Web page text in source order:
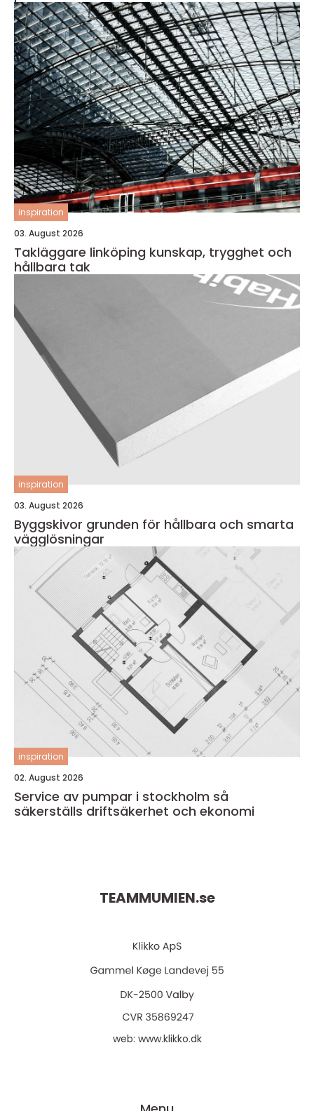
inspiration
03. August 2026
Takläggare linköping kunskap, trygghet och
hållbara tak
inspiration
03. August 2026
Byggskivor grunden för hållbara och smarta
vägglösningar
inspiration
02. August 2026
Service av pumpar i stockholm så
säkerställs driftsäkerhet och ekonomi
TEAMMUMIEN.se
web: www.klikko.dk